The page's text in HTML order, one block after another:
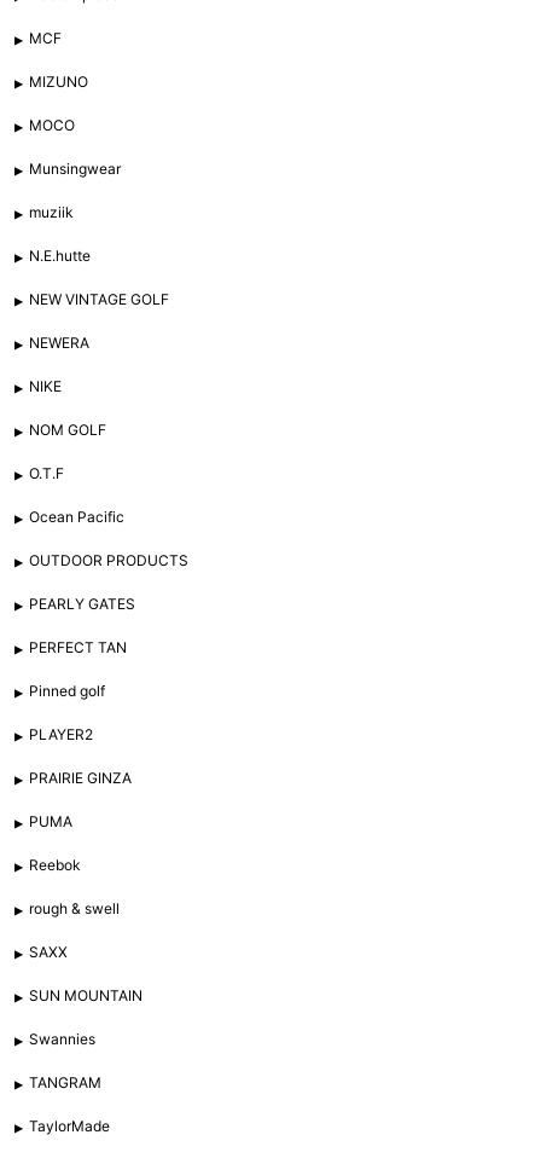
MCF
MIZUNO
MOCO
Munsingwear
muziik
N.E.hutte
NEW VINTAGE GOLF
NEWERA
NIKE
NOM GOLF
O.T.F
Ocean Pacific
OUTDOOR PRODUCTS
PEARLY GATES
PERFECT TAN
Pinned golf
PLAYER2
PRAIRIE GINZA
PUMA
Reebok
rough & swell
SAXX
SUN MOUNTAIN
Swannies
TANGRAM
TaylorMade